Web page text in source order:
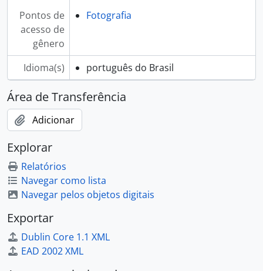
Pontos de
acesso de
gênero
Fotografia
Idioma(s) português do Brasil
Área de Transferência
Adicionar
Explorar
Relatórios
Navegar como lista
Navegar pelos objetos digitais
Exportar
Dublin Core 1.1 XML
EAD 2002 XML